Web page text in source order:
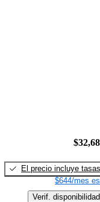
El precio incluye tasas
$644/mes
Verif. disponibilidad